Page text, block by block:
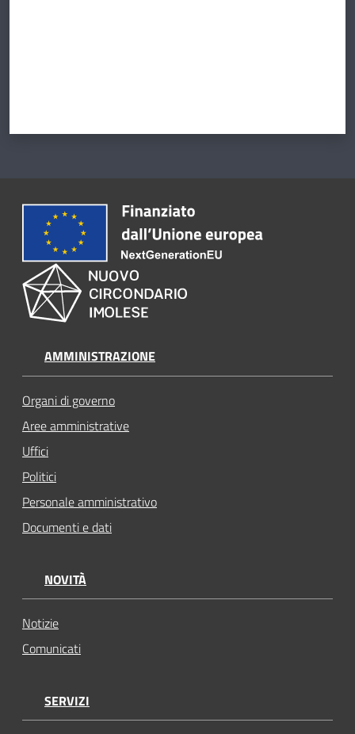
AMMINISTRAZIONE
Organi di governo
Aree amministrative
Uffici
Politici
Personale amministrativo
Documenti e dati
NOVITÀ
Notizie
Comunicati
SERVIZI